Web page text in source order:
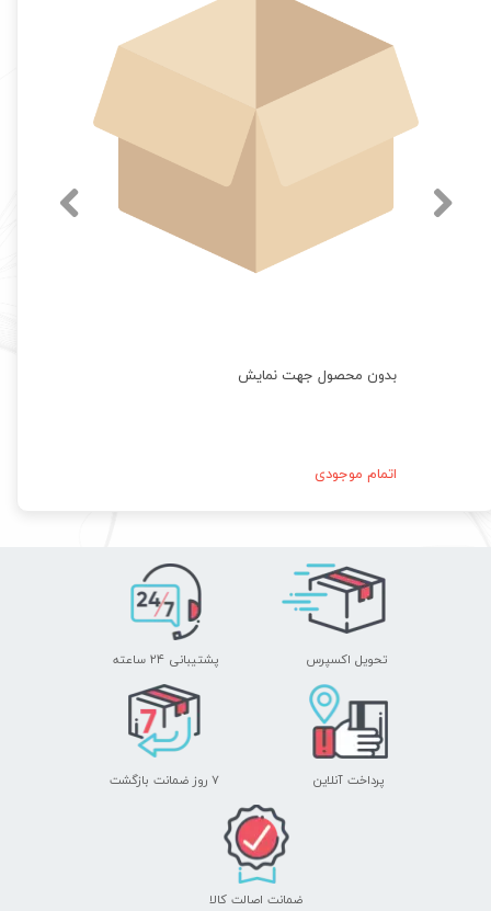
بدون محصول جهت نمایش
اتمام موجودی
تحویل اکسپرس پشتیبانی ۲۴ ساعته
پرداخت آنلاین ۷ روز ضمانت بازگشت
ضمانت اصالت کالا